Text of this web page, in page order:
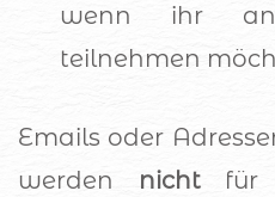
wenn ihr an
teilnehmen
Emails oder
werden
nichtfür